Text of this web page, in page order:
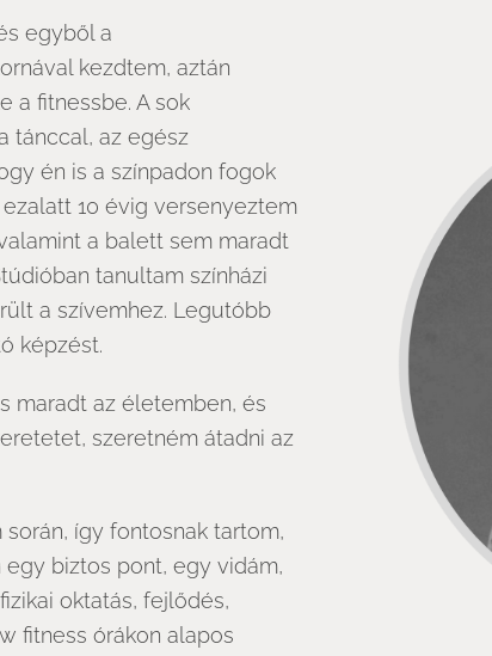
egyből a
kezdtem, aztán
a fitnessbe. A sok
tánccal, az egész
én is a színpadon fogok
10 évig versenyeztem
a balett sem maradt
tanultam színházi
a szívemhez. Legutóbb
képzést.
maradt az életemben, és
szeretném átadni az
így fontosnak tartom,
biztos pont, egy vidám,
oktatás, fejlődés,
fitness órákon alapos